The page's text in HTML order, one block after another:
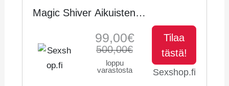
Magic Shiver Aikuisten
99,00€
500,00€
loppu
varastosta
Tilaa
tästä!
Sexshop.fi